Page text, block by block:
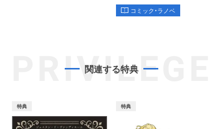
コミック・ラノベ
PRIVILEGE
関連する特典
特典 特典